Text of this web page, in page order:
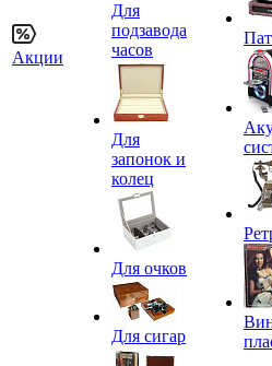
Акции
Для
подзавода
часов
Для
запонок и
колец
Для очков
Для сигар